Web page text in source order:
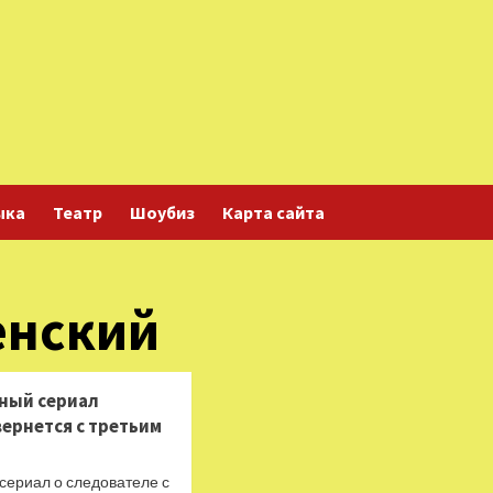
Театр Шоубиз Карта сайта
сериал
с третьим
о следователе с